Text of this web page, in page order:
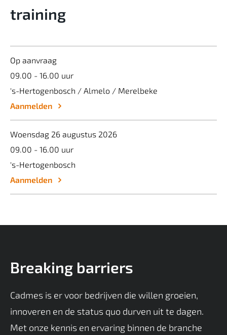
training
Op aanvraag
09.00 - 16.00 uur
's-Hertogenbosch / Almelo / Merelbeke
Aanmelden
Woensdag 26 augustus 2026
09.00 - 16.00 uur
's-Hertogenbosch
Aanmelden
Breaking barriers
Cadmes is er voor bedrijven die willen groeien,
innoveren en de status quo durven uit te dagen.
Met onze kennis en ervaring binnen de branche